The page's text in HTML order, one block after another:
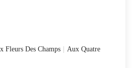
Fleurs Des Champs
Aux Quatre